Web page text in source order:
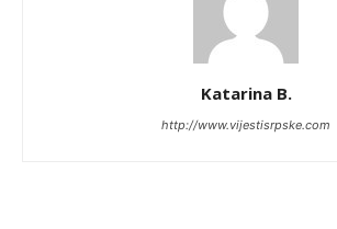
Katarina B.
http://www.vijestisrpske.com